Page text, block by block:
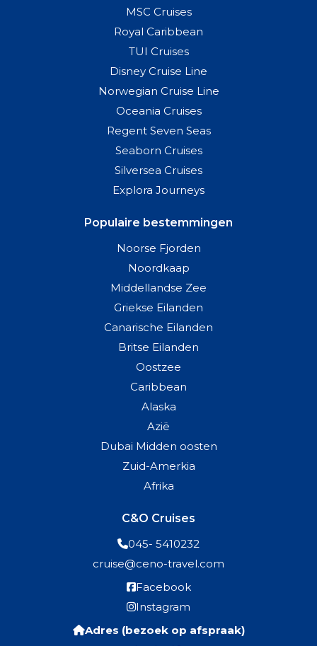
MSC Cruises
Royal Caribbean
TUI Cruises
Disney Cruise Line
Norwegian Cruise Line
Oceania Cruises
Regent Seven Seas
Seaborn Cruises
Silversea Cruises
Explora Journeys
Populaire bestemmingen
Noorse Fjorden
Noordkaap
Middellandse Zee
Griekse Eilanden
Canarische Eilanden
Britse Eilanden
Oostzee
Caribbean
Alaska
Azië
Dubai Midden oosten
Zuid-Amerkia
Afrika
C&O Cruises
045- 5410232
cruise@ceno-travel.com
Facebook
Instagram
Adres (bezoek op afspraak)